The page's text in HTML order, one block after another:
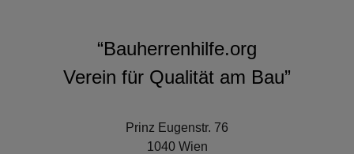
“Bauherrenhilfe.org
Verein für Qualität am Bau”
Prinz Eugenstr. 76
1040 Wien